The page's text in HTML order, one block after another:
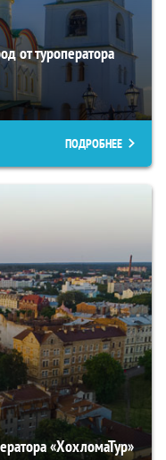
от туроператора
ПОДРОБНЕЕ
«ХохломаТур»